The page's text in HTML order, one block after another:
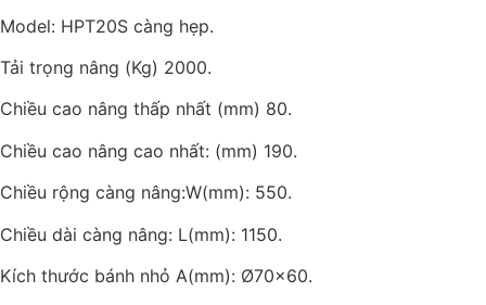
Model: HPT20S càng hẹp.
Tải trọng nâng (Kg) 2000.
Chiều cao nâng thấp nhất (mm) 80.
Chiều cao nâng cao nhất: (mm) 190.
Chiều rộng càng nâng:W(mm): 550.
Chiều dài càng nâng: L(mm): 1150.
Kích thước bánh nhỏ A(mm): Ø70×60.